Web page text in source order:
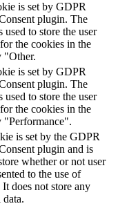
is set by GDPR
plugin. The
used to store the user
the cookies in the
"Other.
is set by GDPR
plugin. The
used to store the user
the cookies in the
"Performance".
is set by the GDPR
plugin and is
whether or not user
to the use of
does not store any
data.